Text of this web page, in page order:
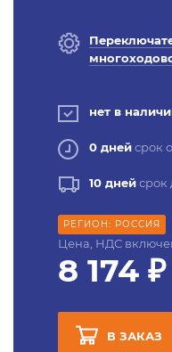
нет в
0 днейсрок
10 днейсрок
РЕГИОН: РОССИЯ
Цена, НДС
8 174 ₽
В ЗАКАЗ